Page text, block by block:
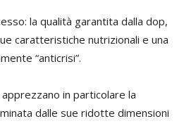
la qualità garantita dalla dop,
caratteristiche nutrizionali e una
“anticrisi”.
in particolare la
dalle sue ridotte dimensioni